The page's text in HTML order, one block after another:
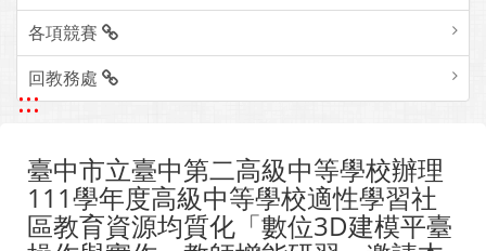
各項競賽
回教務處
:::
臺中市立臺中第二高級中等學校辦理
111學年度高級中等學校適性學習社
區教育資源均質化「數位3D建模平臺